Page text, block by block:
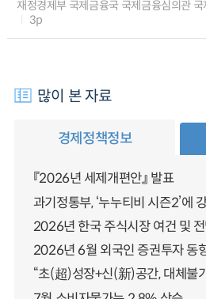
재정경제부 국제금융국 국제금융심의관
3p
많이 본 자료
경제정책정보
『2026년 세제개편안』 발표
과기정통부, ‘누누티비 시즌2’에
2026년 한국 주식시장 여건 및
2026년 6월 외국인 증권투자 동
“초(超)성장+신(新)공간, 대체불